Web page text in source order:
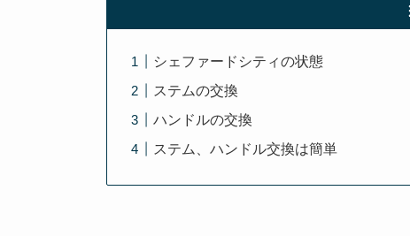
シェファードシティの状態
ステムの交換
ハンドルの交換
ステム、ハンドル交換は簡単